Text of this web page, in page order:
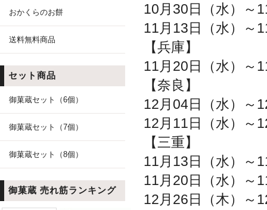
おかくらのお餅
送料無料商品
セット商品
御菓蔵セット（6個）
御菓蔵セット（7個）
御菓蔵セット（8個）
御菓蔵 売れ筋ランキング
10月30日（水）～
11月13日（水）～
【兵庫】
11月20日（水）～
【奈良】
12月04日（水）～
12月11日（水）～
【三重】
11月13日（水）～
11月20日（水）～
12月26日（木）～